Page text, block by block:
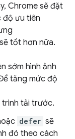
Chrome sẽ đặt
độ ưu tiên
tốt hơn nữa.
sớm hình ảnh
tăng mức độ
trình tải trước.
defer sẽ
đó theo cách